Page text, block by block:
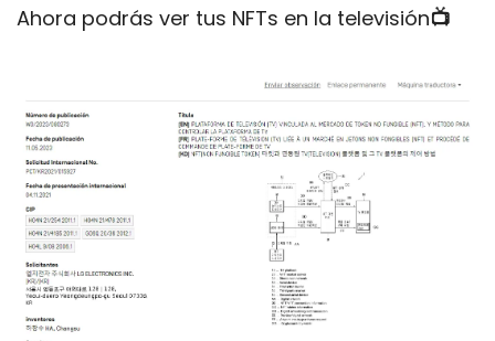
Ahora podrás ver tus NFTs en la televisión📺